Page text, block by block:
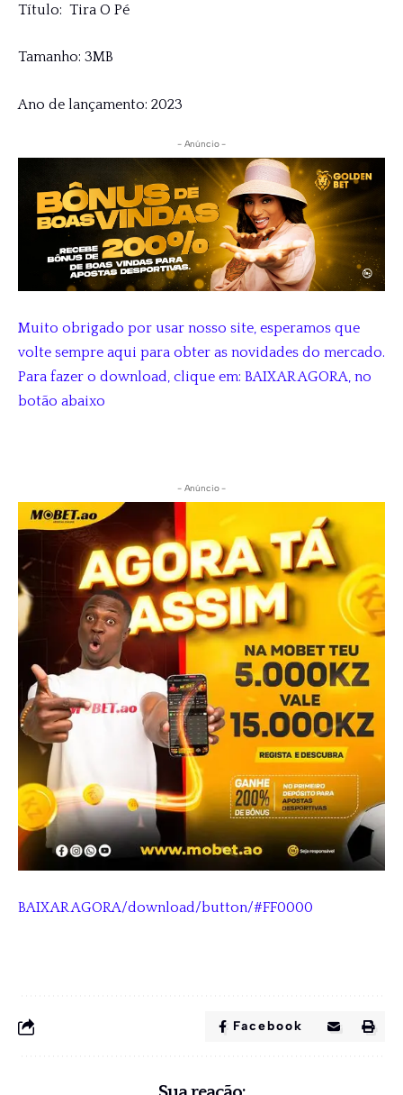
Título: Tira O Pé
Tamanho: 3MB
Ano de lançamento: 2023
- Anúncio -
Muito obrigado por usar nosso site, esperamos que
volte sempre aqui para obter as novidades do mercado.
Para fazer o download, clique em: BAIXAR AGORA, no
botão abaixo
- Anúncio -
BAIXAR AGORA/download/button/#FF0000
Facebook